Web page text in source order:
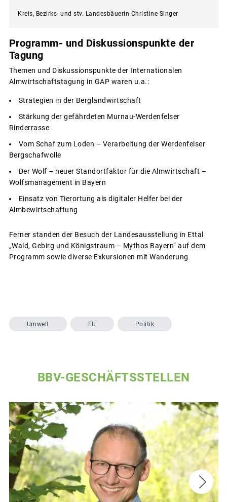
Kreis, Bezirks- und stv. Landesbäuerin Christine Singer
Programm- und Diskussionspunkte der
Tagung
Themen und Diskussionspunkte der Internationalen
Almwirtschaftstagung in GAP waren u.a.:
Strategien in der Berglandwirtschaft
Stärkung der gefährdeten Murnau-Werdenfelser
Rinderrasse
Vom Schaf zum Loden – Verarbeitung der Werdenfelser
Bergschafwolle
Der Wolf – neuer Standortfaktor für die Almwirtschaft –
Wolfsmanagement in Bayern
Einsatz von Tierortung als digitaler Helfer bei der
Almbewirtschaftung
Ferner standen der Besuch der Landesausstellung in Ettal
„Wald, Gebirg und Königstraum – Mythos Bayern“ auf dem
Programm sowie diverse Exkursionen mit Wanderung
Umwelt EU Politik
BBV-GESCHÄFTSSTELLEN